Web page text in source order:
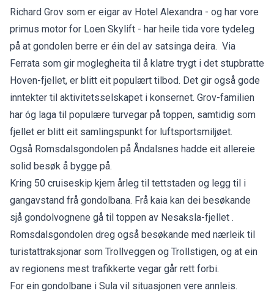
Richard Grov som er eigar av Hotel Alexandra - og har vore
primus motor for Loen Skylift - har heile tida vore tydeleg
på at gondolen berre er éin del av satsinga deira. Via
Ferrata som gir moglegheita til å klatre trygt i det stupbratte
Hoven-fjellet, er blitt eit populært tilbod. Det gir også gode
inntekter til aktivitetsselskapet i konsernet. Grov-familien
har óg laga til populære turvegar på toppen, samtidig som
fjellet er blitt eit samlingspunkt for luftsportsmiljøet.
Også Romsdalsgondolen på Åndalsnes hadde eit allereie
solid besøk å bygge på.
Kring 50 cruiseskip kjem årleg til tettstaden og legg til i
gangavstand frå gondolbana. Frå kaia kan dei besøkande
sjå gondolvognene gå til toppen av Nesaksla-fjellet .
Romsdalsgondolen dreg også besøkande med nærleik til
turistattraksjonar som Trollveggen og Trollstigen, og at ein
av regionens mest trafikkerte vegar går rett forbi.
For ein gondolbane i Sula vil situasjonen vere annleis.